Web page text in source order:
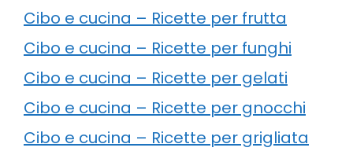
Cibo e cucina – Ricette per frutta
Cibo e cucina – Ricette per funghi
Cibo e cucina – Ricette per gelati
Cibo e cucina – Ricette per gnocchi
Cibo e cucina – Ricette per grigliata